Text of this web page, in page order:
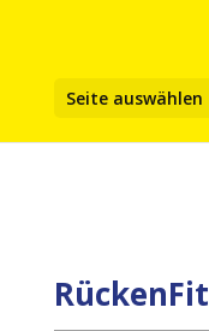
Seite auswählen
RückenFit